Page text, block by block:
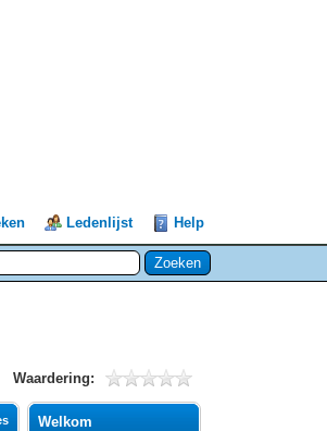
Ledenlijst Help
Waardering:
Welkom